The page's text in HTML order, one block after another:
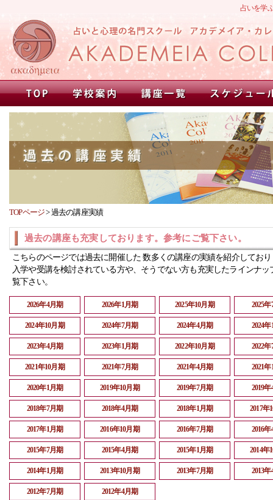
占いを学
TOPページ>過去の講座実績
過去の講座も充実しております。参考にご覧下さい。
こちらのページでは過去に開催した 数多くの講座の実績を紹介してお
入学や受講を検討されている方や、そうでない方も充実したラインナッ
覧下さい。
2026年4月期 2026年1月期 2025年10月期 2025
2024年10月期 2024年7月期 2024年4月期 2024
2023年4月期 2023年1月期 2022年10月期 2022
2021年10月期 2021年7月期 2021年4月期 2021
2020年1月期 2019年10月期 2019年7月期 2019
2018年7月期 2018年4月期 2018年1月期 2017年
2017年1月期 2016年10月期 2016年7月期 2016
2015年7月期 2015年4月期 2015年1月期 2014年
2014年1月期 2013年10月期 2013年7月期 2013
2012年7月期 2012年4月期